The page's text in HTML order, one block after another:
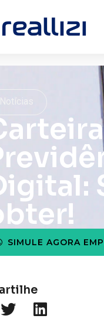
Notícias
SIMULE AGORA